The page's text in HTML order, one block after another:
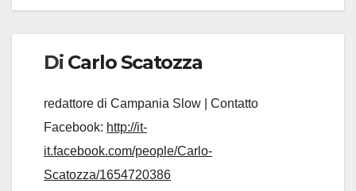
Di Carlo Scatozza
redattore di Campania Slow | Contatto
Facebook: http://it-
it.facebook.com/people/Carlo-
Scatozza/1654720386